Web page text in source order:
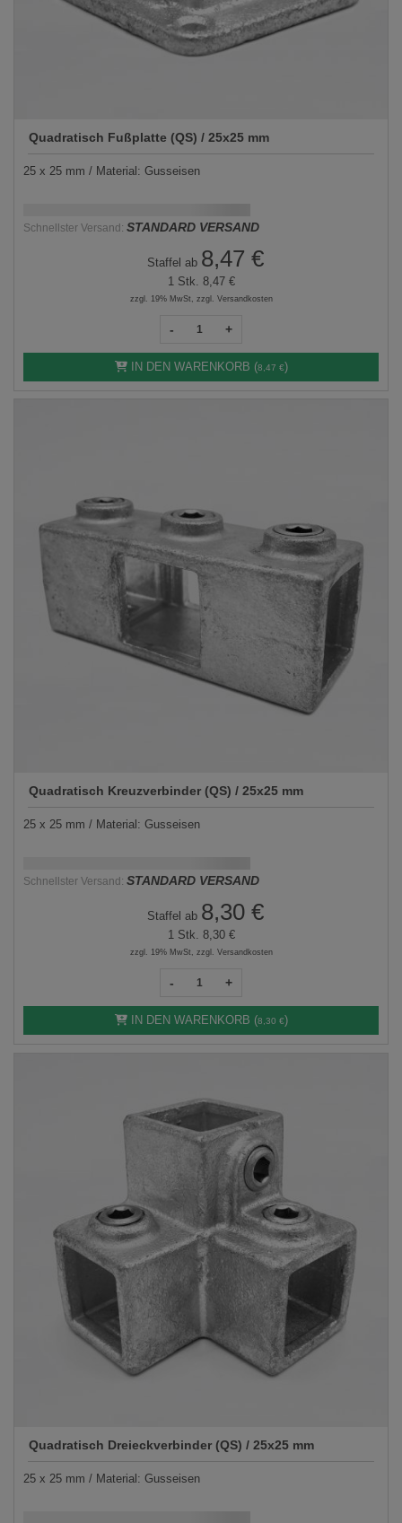
Quadratisch Fußplatte (QS) / 25x25 mm
25 x 25 mm / Material: Gusseisen
Schnellster Versand: STANDARD VERSAND
Staffel ab 8,47 €
1 Stk. 8,47 €
zzgl. 19% MwSt, zzgl. Versandkosten
- +
IN DEN WARENKORB (8,47 €)
Quadratisch Kreuzverbinder (QS) / 25x25 mm
25 x 25 mm / Material: Gusseisen
Schnellster Versand: STANDARD VERSAND
Staffel ab 8,30 €
1 Stk. 8,30 €
zzgl. 19% MwSt, zzgl. Versandkosten
- +
IN DEN WARENKORB (8,30 €)
Quadratisch Dreieckverbinder (QS) / 25x25 mm
25 x 25 mm / Material: Gusseisen